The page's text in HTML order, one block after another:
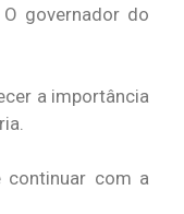
governador do
a importância
continuar com a